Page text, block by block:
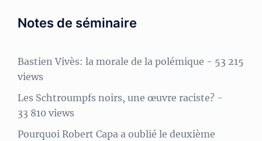
Notes de séminaire
Bastien Vivès: la morale de la polémique - 53 215
views
Les Schtroumpfs noirs, une œuvre raciste? -
33 810 views
Pourquoi Robert Capa a oublié le deuxième